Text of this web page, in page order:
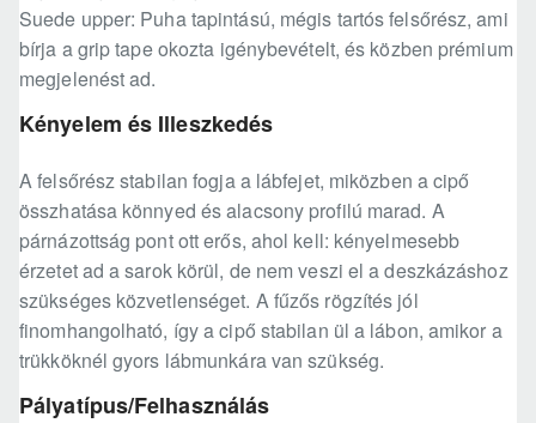
Suede upper: Puha tapintású, mégis tartós felsőrész, ami
bírja a grip tape okozta igénybevételt, és közben prémium
megjelenést ad.
Kényelem és Illeszkedés
A felsőrész stabilan fogja a lábfejet, miközben a cipő
összhatása könnyed és alacsony profilú marad. A
párnázottság pont ott erős, ahol kell: kényelmesebb
érzetet ad a sarok körül, de nem veszi el a deszkázáshoz
szükséges közvetlenséget. A fűzős rögzítés jól
finomhangolható, így a cipő stabilan ül a lábon, amikor a
trükköknél gyors lábmunkára van szükség.
Pályatípus/Felhasználás